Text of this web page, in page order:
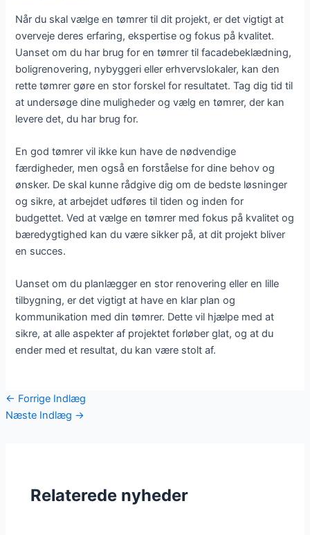
Når du skal vælge en tømrer til dit projekt, er det vigtigt at
overveje deres erfaring, ekspertise og fokus på kvalitet.
Uanset om du har brug for en tømrer til facadebeklædning,
boligrenovering, nybyggeri eller erhvervslokaler, kan den
rette tømrer gøre en stor forskel for resultatet. Tag dig tid til
at undersøge dine muligheder og vælg en tømrer, der kan
levere det, du har brug for.
En god tømrer vil ikke kun have de nødvendige
færdigheder, men også en forståelse for dine behov og
ønsker. De skal kunne rådgive dig om de bedste løsninger
og sikre, at arbejdet udføres til tiden og inden for
budgettet. Ved at vælge en tømrer med fokus på kvalitet og
bæredygtighed kan du være sikker på, at dit projekt bliver
en succes.
Uanset om du planlægger en stor renovering eller en lille
tilbygning, er det vigtigt at have en klar plan og
kommunikation med din tømrer. Dette vil hjælpe med at
sikre, at alle aspekter af projektet forløber glat, og at du
ender med et resultat, du kan være stolt af.
← Forrige Indlæg
Næste Indlæg →
Relaterede nyheder